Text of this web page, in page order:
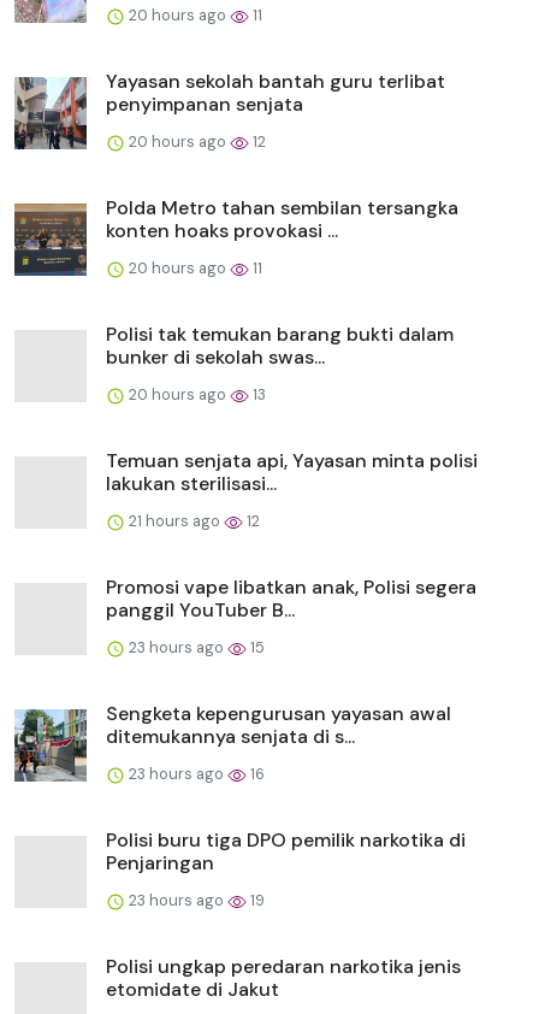
20 hours ago 11
Yayasan sekolah bantah guru terlibat
penyimpanan senjata
20 hours ago 12
Polda Metro tahan sembilan tersangka
konten hoaks provokasi ...
20 hours ago 11
Polisi tak temukan barang bukti dalam
bunker di sekolah swas...
20 hours ago 13
Temuan senjata api, Yayasan minta polisi
lakukan sterilisasi...
21 hours ago 12
Promosi vape libatkan anak, Polisi segera
panggil YouTuber B...
23 hours ago 15
Sengketa kepengurusan yayasan awal
ditemukannya senjata di s...
23 hours ago 16
Polisi buru tiga DPO pemilik narkotika di
Penjaringan
23 hours ago 19
Polisi ungkap peredaran narkotika jenis
etomidate di Jakut